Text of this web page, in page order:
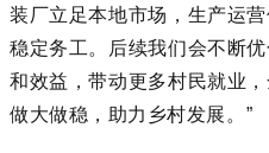
装厂立足本地市场，生产运
稳定务工。后续我们会不断
和效益，带动更多村民就业
做大做稳，助力乡村发展。”